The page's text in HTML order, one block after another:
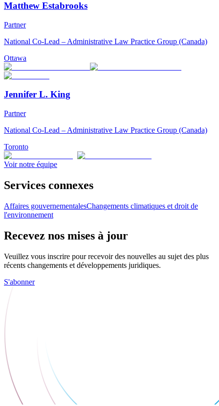
Matthew Estabrooks
Partner
National Co-Lead – Administrative Law Practice Group (Canada)
Ottawa
Jennifer L. King
Partner
National Co-Lead – Administrative Law Practice Group (Canada)
Toronto
Voir notre équipe
Services connexes
Affaires gouvernementalesChangements climatiques et droit de
l'environnement
Recevez nos mises à jour
Veuillez vous inscrire pour recevoir des nouvelles au sujet des plus
récents changements et développements juridiques.
S'abonner